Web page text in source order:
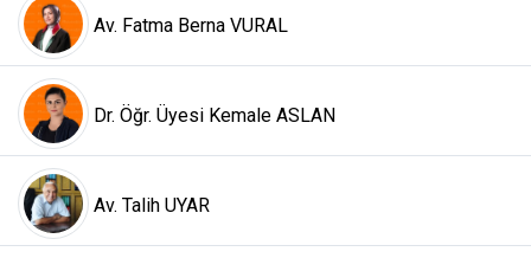
Av. Fatma Berna VURAL
Dr. Öğr. Üyesi Kemale ASLAN
Av. Talih UYAR